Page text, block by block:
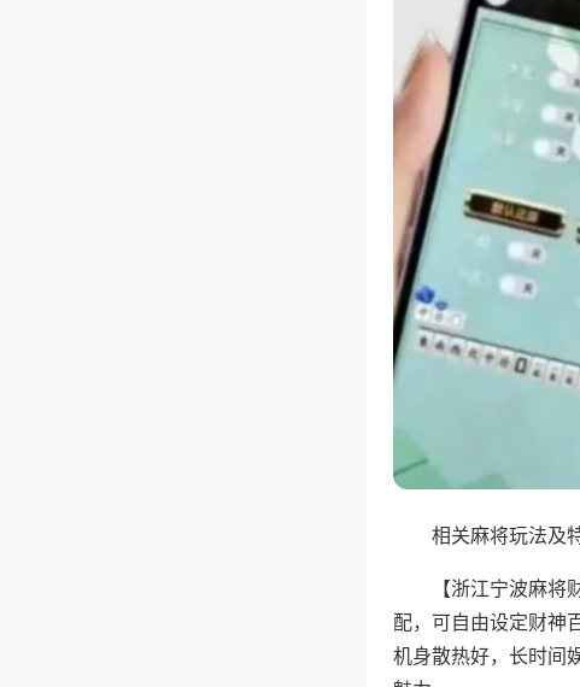
相关麻将玩法及
【浙江宁波麻
配，可自由设定财神
机身散热好，长时间